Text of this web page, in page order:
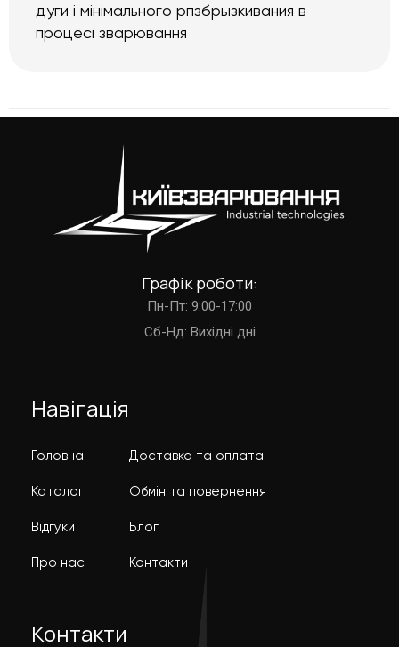
дуги і мінімального рпзбрызкивания в
процесі зварювання
Графік роботи:
Пн-Пт: 9:00-17:00
Cб-Нд: Вихідні дні
Навігація
Головна
Каталог
Відгуки
Про нас
Доставка та оплата
Обмін та повернення
Блог
Контакти
Контакти